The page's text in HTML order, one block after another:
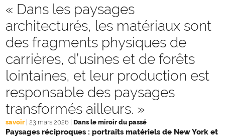
« Dans les paysages
architecturés, les matériaux sont
des fragments physiques de
carrières, d’usines et de forêts
lointaines, et leur production est
responsable des paysages
transformés ailleurs. »
savoir 23 mars 2026 Dans le miroir du passé
Paysages réciproques : portraits matériels de New York et